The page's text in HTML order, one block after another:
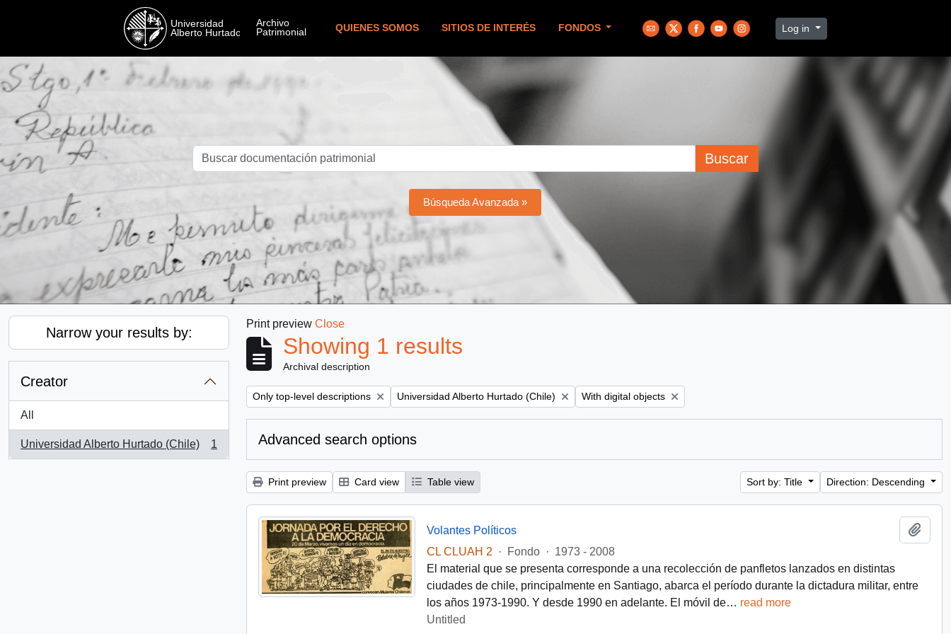
QUIENES SOMOS SITIOS DE INTERÉS FONDOS Log in
Buscar
Búsqueda Avanzada »
Narrow your results by:
Creator
All
Universidad Alberto Hurtado (Chile)
, 1 results
1
Print preview Close
Showing 1 results
Archival description
Remove filter:
Only top-level descriptions Remove filter:
Universidad Alberto Hurtado (Chile) Remove filter:
With digital objects
Advanced search options
Print preview Card view Table view Sort by: Title Direction: Descending
Volantes Políticos
CL CLUAH 2
· Fondo · 1973 - 2008
El material que se presenta corresponde a una recolección de panfletos lanzados en distintas
ciudades de chile, principalmente en Santiago, abarca el período durante la dictadura militar, entre
los años 1973-1990. Y desde 1990 en adelante. El móvil de… read more
Untitled